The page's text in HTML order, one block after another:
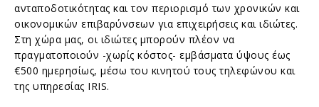
ανταποδοτικότητας και τον περιορισμό των χρονικών και
οικονομικών επιβαρύνσεων για επιχειρήσεις και ιδιώτες.
Στη χώρα μας, οι ιδιώτες μπορούν πλέον να
πραγματοποιούν -χωρίς κόστος- εμβάσματα ύψους έως
€500 ημερησίως, μέσω του κινητού τους τηλεφώνου και
της υπηρεσίας IRIS.